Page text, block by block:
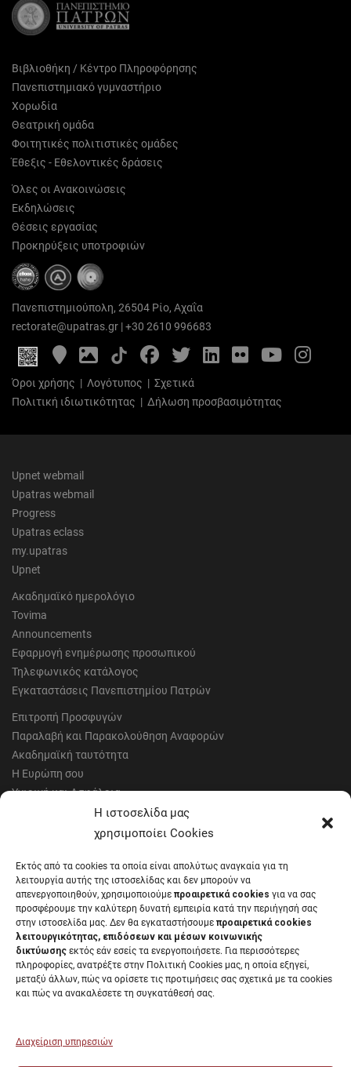
Η ιστοσελίδα μας
χρησιμοποίει Cookies
Εκτός από τα cookies τα οποία είναι απολύτως αναγκαία για τη
λειτουργία αυτής της ιστοσελίδας και δεν μπορούν να
απενεργοποιηθούν, χρησιμοποιούμε προαιρετικά cookies για να σας
προσφέρουμε την καλύτερη δυνατή εμπειρία κατά την περιήγησή σας
στην ιστοσελίδα μας. Δεν θα εγκαταστήσουμε προαιρετικά cookies
λειτουργικότητας, επιδόσεων και μέσων κοινωνικής
δικτύωσης εκτός εάν εσείς τα ενεργοποιήσετε. Για περισσότερες
πληροφορίες, ανατρέξτε στην Πολιτική Cookies μας, η οποία εξηγεί,
μεταξύ άλλων, πώς να ορίσετε τις προτιμήσεις σας σχετικά με τα cookies
και πώς να ανακαλέσετε τη συγκατάθεσή σας.
Διαχείριση υπηρεσιών
Βιβλιοθήκη / Κέντρο Πληροφόρησης
Πανεπιστημιακό γυμναστήριο
Χορωδία
Θεατρική ομάδα
Φοιτητικές πολιτιστικές ομάδες
Έθεξις - Εθελοντικές δράσεις
Όλες οι Ανακοινώσεις
Εκδηλώσεις
Θέσεις εργασίας
Προκηρύξεις υποτροφιών
Πανεπιστημιούπολη, 26504 Ρίο, Αχαΐα
rectorate@upatras.gr |+30 2610 996683
Google
Maps
Photo
Gallery
FacebookTwitterLinkedIn
FlickrYouTube
Όροι χρήσης | Λογότυπος | Σχετικά
Πολιτική ιδιωτικότητας | Δήλωση προσβασιμότητας
Upnet webmail
Upatras webmail
Progress
Upatras eclass
my.upatras
Upnet
Ακαδημαϊκό ημερολόγιο
Tovima
Announcements
Εφαρμογή ενημέρωσης προσωπικού
Τηλεφωνικός κατάλογος
Εγκαταστάσεις Πανεπιστημίου Πατρών
Επιτροπή Προσφυγών
Παραλαβή και Παρακολούθηση Αναφορών
Ακαδημαϊκή ταυτότητα
Η Ευρώπη σου
Υγιεινή και Ασφάλεια
Έντυπα Οικονομικής Υπηρεσίας
Έντυπα Διοικητικών Υπηρεσιών
Μητρώα αξιολογητών
Δημόσια Διαβούλευση
Συνεδριάσεις Συγκλήτου
Συνεδριάσεις Συμβουλίου Διοίκησης
EUNICoast European University